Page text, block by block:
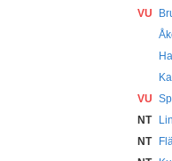
VU
VU
NT
NT